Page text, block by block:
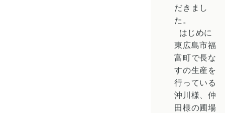
だきまし
た。
はじめに
東広島市福
富町で長な
すの生産を
行っている
沖川様、仲
田様の圃場